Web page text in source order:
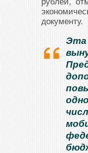
документу.